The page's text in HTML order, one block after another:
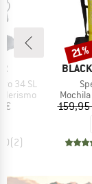
34 SL
€
(2)
MARCA
159,95
21%